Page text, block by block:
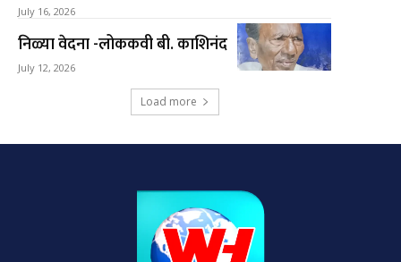
July 16, 2026
निळ्या वेदना -लोककवी बी. काशिनंद
July 12, 2026
Load more